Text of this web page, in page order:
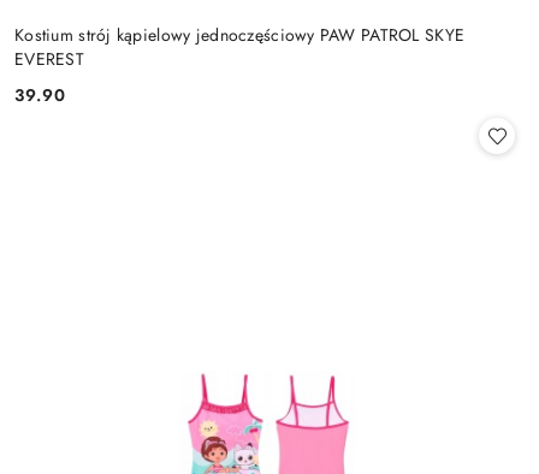
Kostium strój kąpielowy jednoczęściowy PAW PATROL SKYE
EVEREST
Cena:
39.90